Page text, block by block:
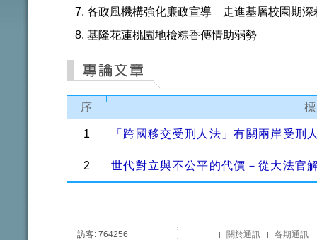
各政風機構強化廉政宣導 走進基層校園期深
基隆花蓮桃園地檢粽香傳情助弱勢
序
1 「跨國移交受刑人法」有關兩岸受刑
2 世代對立與不公平的代價－從大法官
訪客: 764256 關於通訊 各期通訊